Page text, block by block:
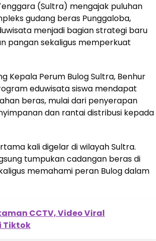
(Sultra) mengajak puluhan
gudang beras Punggaloba,
menjadi bagian strategi baru
pangan sekaligus memperkuat
Kepala Perum Bulog Sultra, Benhur
eduwisata siswa mendapat
beras, mulai dari penyerapan
dan rantai distribusi kepada
kali digelar di wilayah Sultra.
tumpukan cadangan beras di
memahami peran Bulog dalam
CCTV, Video Viral
Tiktok